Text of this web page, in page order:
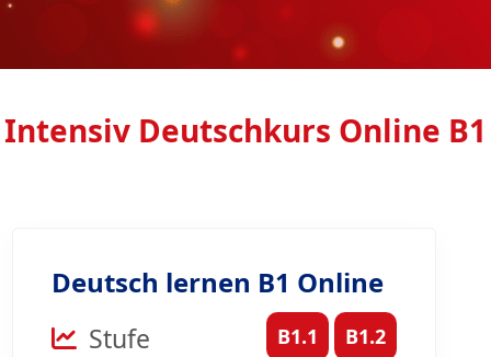
Intensiv Deutschkurs Online B1
Deutsch lernen B1 Online
Stufe B1.1 B1.2